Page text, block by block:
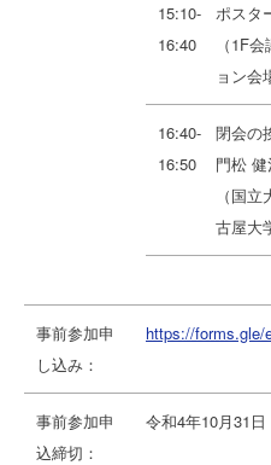
15:10-
16:40
ポスタ
（1F
ョン会
16:40-
16:50
閉会の
門松
（国
古屋大
事前参加申
し込み：
https://forms.gle/
事前参加申
込締切：
令和4年10月31日